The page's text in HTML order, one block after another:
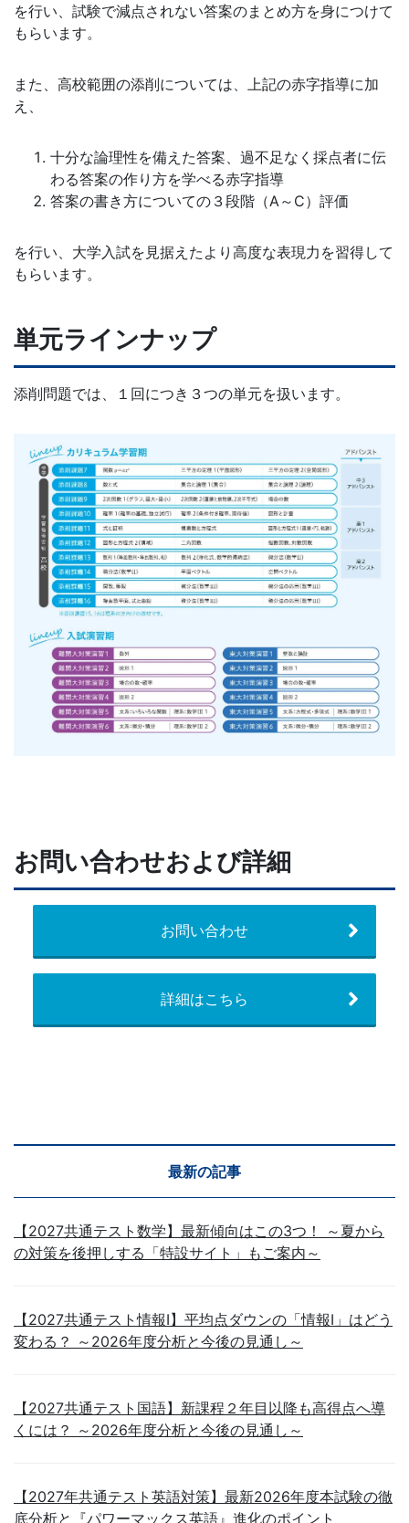
を行い、試験で減点されない答案のまとめ方を身につけて
もらいます。
また、高校範囲の添削については、上記の赤字指導に加
え、
十分な論理性を備えた答案、過不足なく採点者に伝
わる答案の作り方を学べる赤字指導
答案の書き方についての３段階（A～C）評価
を行い、大学入試を見据えたより高度な表現力を習得して
もらいます。
単元ラインナップ
添削問題では、１回につき３つの単元を扱います。
お問い合わせおよび詳細
お問い合わせ
詳細はこちら
最新の記事
【2027共通テスト数学】最新傾向はこの3つ！ ～夏から
の対策を後押しする「特設サイト」もご案内～
【2027共通テスト情報Ⅰ】平均点ダウンの「情報Ⅰ」はどう
変わる？ ～2026年度分析と今後の見通し～
【2027共通テスト国語】新課程２年目以降も高得点へ導
くには？ ～2026年度分析と今後の見通し～
【2027年共通テスト英語対策】最新2026年度本試験の徹
底分析と『パワーマックス英語』進化のポイント